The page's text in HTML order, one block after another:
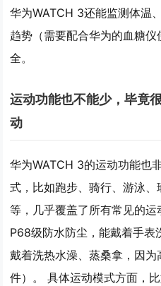
华为WATCH 3还能监测体温
趋势（需要配合华为的血糖
全。
运动功能也不能少，毕竟
动
华为WATCH 3的运动功能也
式，比如跑步、骑行、游泳
等，几乎覆盖了所有常见的
P68级防水防尘，能戴着手表
戴着洗热水澡、蒸桑拿，因
件）。 具体运动模式方面，